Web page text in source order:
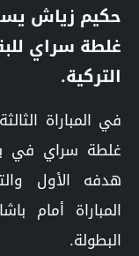
حكيم زياش
غلطة سراي
التركية.
في المباراة
غلطة سراي في
هدفه الأول
المباراة أمام
البطولة.